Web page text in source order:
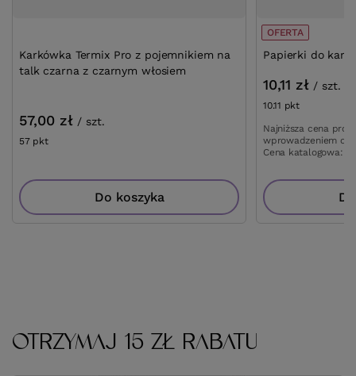
Karkówka Termix Pro z pojemnikiem na
talk czarna z czarnym włosiem
57,00 zł / szt.
57 pktpunktów
Do koszyka
OFERTA
Papierki do
10,11 zł / szt.
10.11 pktpunktów
Najniższa cena
wprowadzeniem
Cena katalogowa:
OTRZYMAJ 15 ZŁ RABATU